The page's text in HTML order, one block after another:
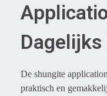
Dagelijks
De shungite
praktisch en